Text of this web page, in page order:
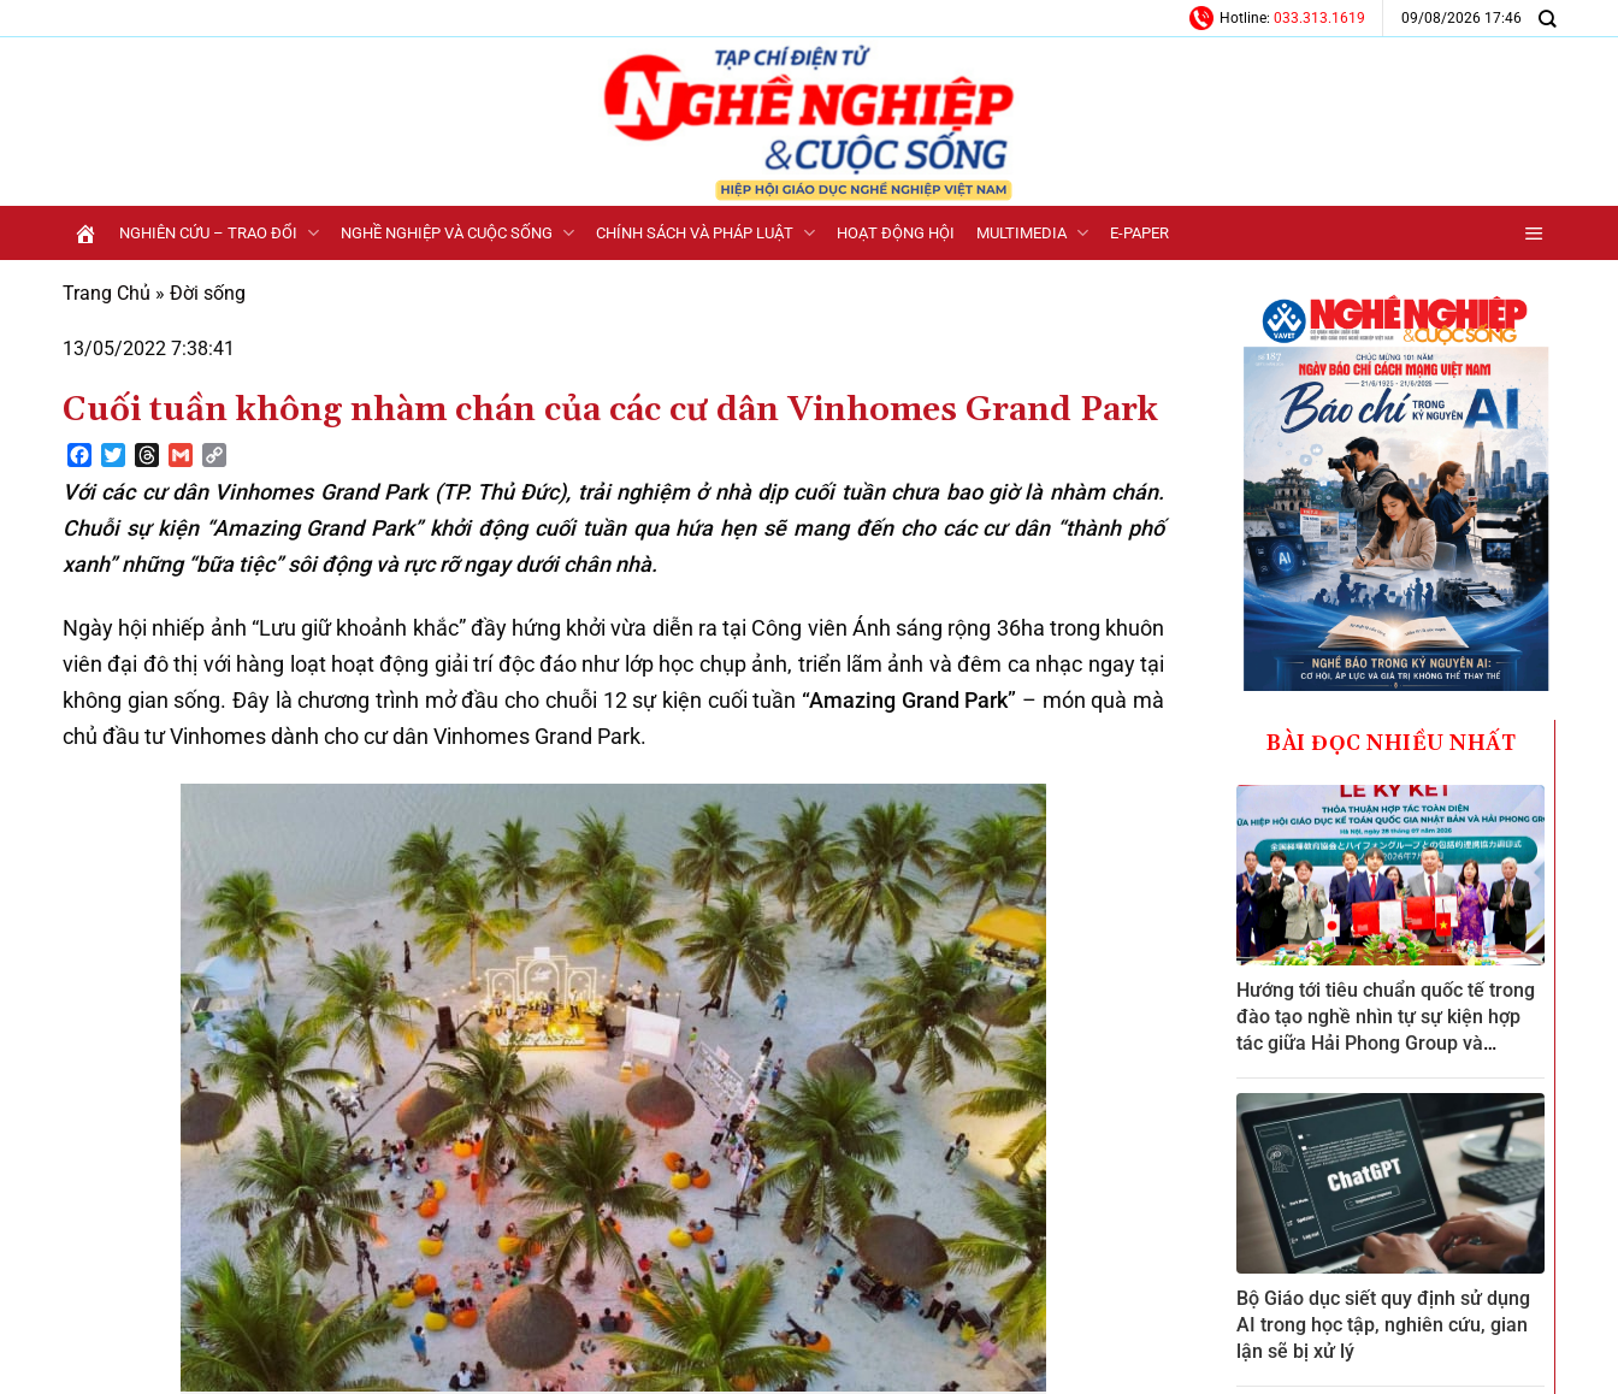
qua
Hotline: 033.313.1619 09/08/2026 17:46
NGHIÊN CỨU – TRAO ĐỔI NGHỀ NGHIỆP VÀ CUỘC SỐNG CHÍNH SÁCH VÀ PHÁP LUẬT HOẠT ĐỘNG HỘI MULTIMEDIA E-PAPER
Trang Chủ » Đời sống
13/05/2022 7:38:41
Cuối tuần không nhàm chán của các cư dân Vinhomes Grand Park
Facebook
TwitterThreads
Gmail
Link
Với các cư dân Vinhomes Grand Park (TP. Thủ Đức), trải nghiệm ở nhà dịp cuối tuần chưa bao giờ là nhàm chán.
Chuỗi sự kiện “Amazing Grand Park” khởi động cuối tuần qua hứa hẹn sẽ mang đến cho các cư dân “thành phố
xanh” những “bữa tiệc” sôi động và rực rỡ ngay dưới chân nhà.
Ngày hội nhiếp ảnh “Lưu giữ khoảnh khắc” đầy hứng khởi vừa diễn ra tại Công viên Ánh sáng rộng 36ha trong khuôn
viên đại đô thị với hàng loạt hoạt động giải trí độc đáo như lớp học chụp ảnh, triển lãm ảnh và đêm ca nhạc ngay tại
không gian sống. Đây là chương trình mở đầu cho chuỗi 12 sự kiện cuối tuần “Amazing Grand Park” – món quà mà
chủ đầu tư Vinhomes dành cho cư dân Vinhomes Grand Park.
BÀI ĐỌC NHIỀU NHẤT
Hướng tới tiêu chuẩn quốc tế trong
đào tạo nghề nhìn tự sự kiện hợp
tác giữa Hải Phong Group và
Bộ Giáo dục siết quy định sử dụng
AI trong học tập, nghiên cứu, gian
lận sẽ bị xử lý